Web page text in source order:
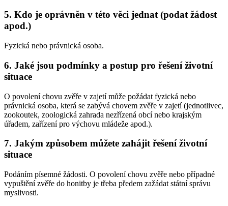
5. Kdo je oprávněn v této věci jednat (podat žádost
apod.)
Fyzická nebo právnická osoba.
6. Jaké jsou podmínky a postup pro řešení životní
situace
O povolení chovu zvěře v zajetí může požádat fyzická nebo
právnická osoba, která se zabývá chovem zvěře v zajetí (jednotlivec,
zookoutek, zoologická zahrada nezřízená obcí nebo krajským
úřadem, zařízení pro výchovu mládeže apod.).
7. Jakým způsobem můžete zahájit řešení životní
situace
Podáním písemné žádosti. O povolení chovu zvěře nebo případné
vypuštění zvěře do honitby je třeba předem zažádat státní správu
myslivosti.